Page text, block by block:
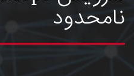
نامحدود